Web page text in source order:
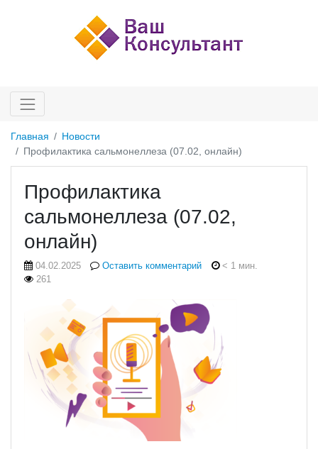
Главная
Новости
Профилактика сальмонеллеза (07.02, онлайн)
Профилактика
сальмонеллеза (07.02,
онлайн)
04.02.2025 Оставить комментарий
< 1 мин.
261